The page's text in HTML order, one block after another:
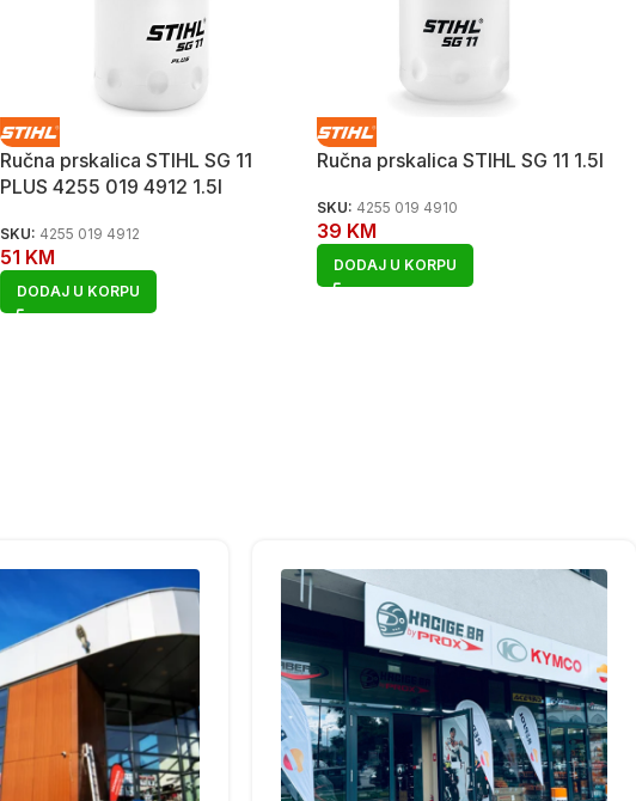
Ručna prskalica STIHL SG 11
PLUS 4255 019 4912 1.5l
SKU: 4255 019 4912
51 KM
DODAJ U KORPU
Ručna prskalica STIHL SG 11 1.5l
SKU: 4255 019 4910
39 KM
DODAJ U KORPU